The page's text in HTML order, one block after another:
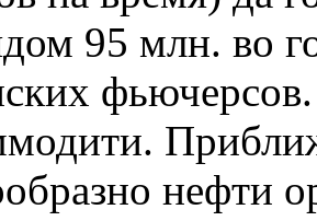
95 млн. во
нефти